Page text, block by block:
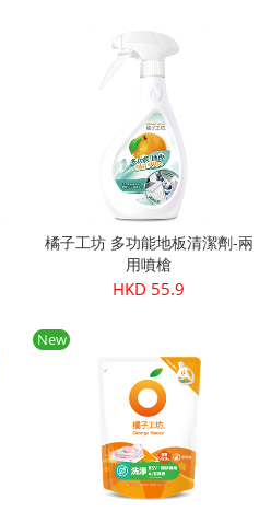
橘子工坊 多功能地板清潔劑-兩
用噴槍
HKD 55.9
New